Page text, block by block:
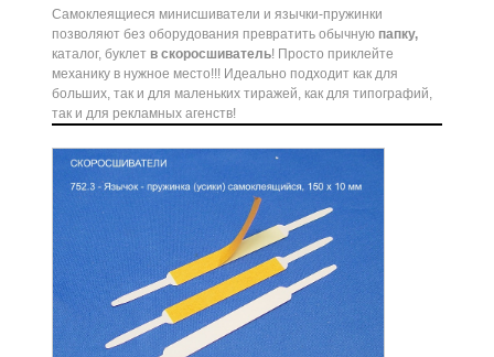
Самоклеящиеся минисшиватели и язычки-пружинки
позволяют без оборудования превратить обычную папку,
каталог, буклет в скоросшиватель! Просто приклейте
механику в нужное место!!! Идеально подходит как для
больших, так и для маленьких тиражей, как для типографий,
так и для рекламных агенств!